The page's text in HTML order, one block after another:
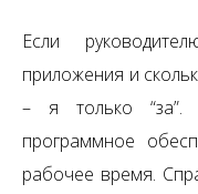
Если
приложения и
– я только
программное
рабочее время.